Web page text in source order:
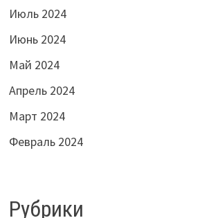
Июль 2024
Июнь 2024
Май 2024
Апрель 2024
Март 2024
Февраль 2024
Рубрики